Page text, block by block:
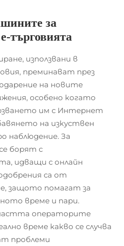
за
търговията
използвани в
преминават през
на новите
особено когато
им с Интернет
на изкуствен
наблюдение. За
борят с
идващи с онлайн
са от
защото помагат за
време и пари.
частта операторите
време какво се случва
проблеми